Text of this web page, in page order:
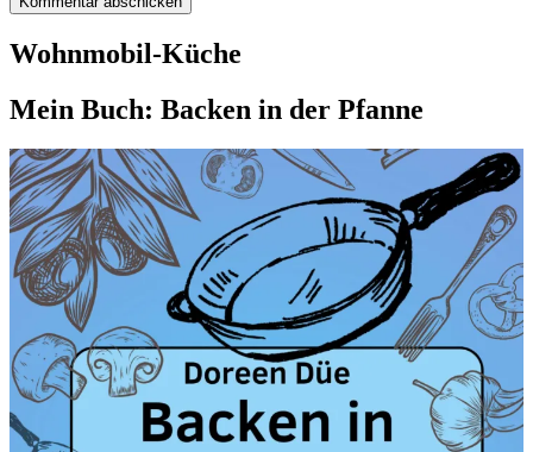
Wohnmobil-Küche
Mein Buch: Backen in der Pfanne